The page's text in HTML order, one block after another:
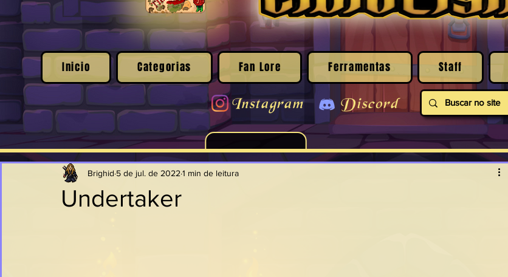
Inicio Categorias Fan Lore Ferramentas Staff
Instagram Discord
Undertaker
Brighid 5 de jul. de 2022 1 min de leitura